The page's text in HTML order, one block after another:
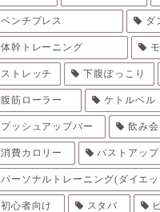
ベンチプレス ダ
体幹トレーニング
ストレッチ 下腹ぽっこり
腹筋ローラー ケトルベル
プッシュアップバー 飲み会
消費カロリー バストアップ
パーソナルトレーニング(ダイエ
初心者向け スタバ